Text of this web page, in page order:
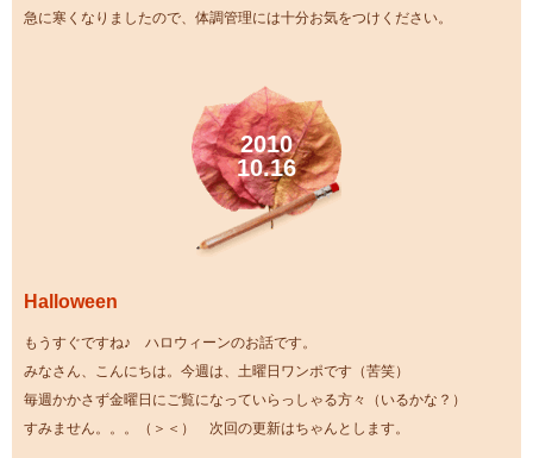
急に寒くなりましたので、体調管理には十分お気をつけください。
2010
10.16
Halloween
もうすぐですね♪ ハロウィーンのお話です。
みなさん、こんにちは。今週は、土曜日ワンポです（苦笑）
毎週かかさず金曜日にご覧になっていらっしゃる方々（いるかな？）
すみません。。。（＞＜） 次回の更新はちゃんとします。